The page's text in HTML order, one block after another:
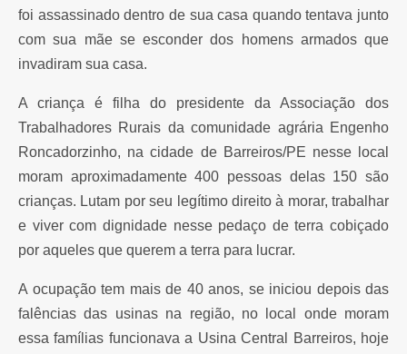
foi assassinado dentro de sua casa quando tentava junto
com sua mãe se esconder dos homens armados que
invadiram sua casa.
A criança é filha do presidente da Associação dos
Trabalhadores Rurais da comunidade agrária Engenho
Roncadorzinho, na cidade de Barreiros/PE nesse local
moram aproximadamente 400 pessoas delas 150 são
crianças. Lutam por seu legítimo direito à morar, trabalhar
e viver com dignidade nesse pedaço de terra cobiçado
por aqueles que querem a terra para lucrar.
A ocupação tem mais de 40 anos, se iniciou depois das
falências das usinas na região, no local onde moram
essa famílias funcionava a Usina Central Barreiros, hoje